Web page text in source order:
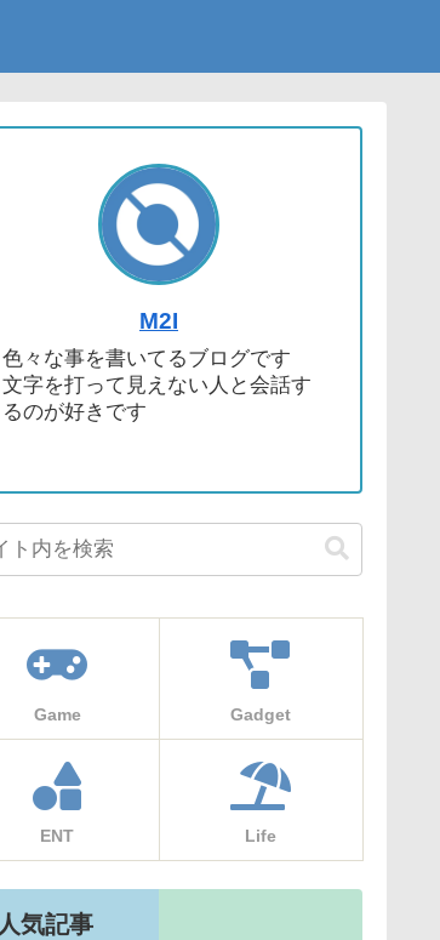
M2I
色々な事を書いてるブログです
文字を打って見えない人と会話す
るのが好きです
Game Gadget
ENT Life
人気記事